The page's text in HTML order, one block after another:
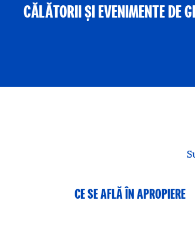
CĂLĂTORII ȘI EVENIMENTE DE
CE SE AFLĂ ÎN APROPIERE